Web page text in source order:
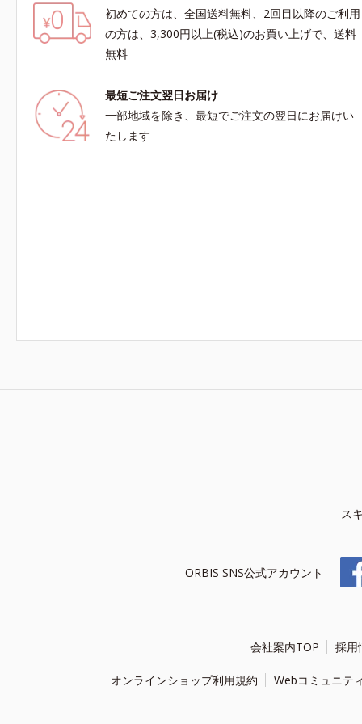
初めての方は、全国送料無料、2回目以降のご利用
の方は、3,300円以上(税込)のお買い上げで、送料
無料
最短ご注文翌日お届け
一部地域を除き、最短でご注文の翌日にお届けい
たします
ス
ORBIS SNS公式アカウント
会社案内TOP 採用
オンラインショップ利用規約 Webコミュニテ